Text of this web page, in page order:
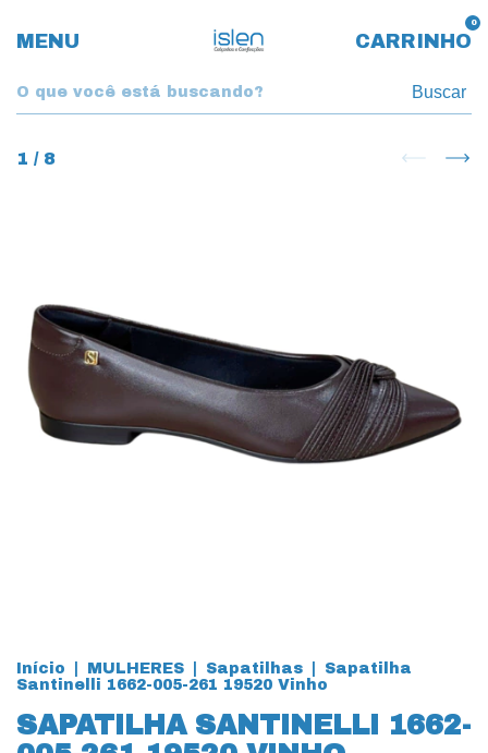
MENU CARRINHO
0
Buscar
1 / 8
Início MULHERES Sapatilhas
Sapatilha
Santinelli 1662-005-261 19520 Vinho
SAPATILHA SANTINELLI 1662-